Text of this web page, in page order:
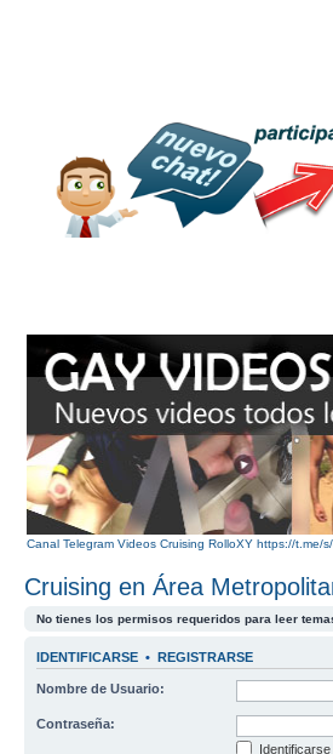
Canal Telegram Videos Cruising RolloXY https://t.me/
Cruising en Área
No tienes los permisos requeridos para leer
IDENTIFICARSE • REGISTRARSE
Nombre de Usuario:
Contraseña: